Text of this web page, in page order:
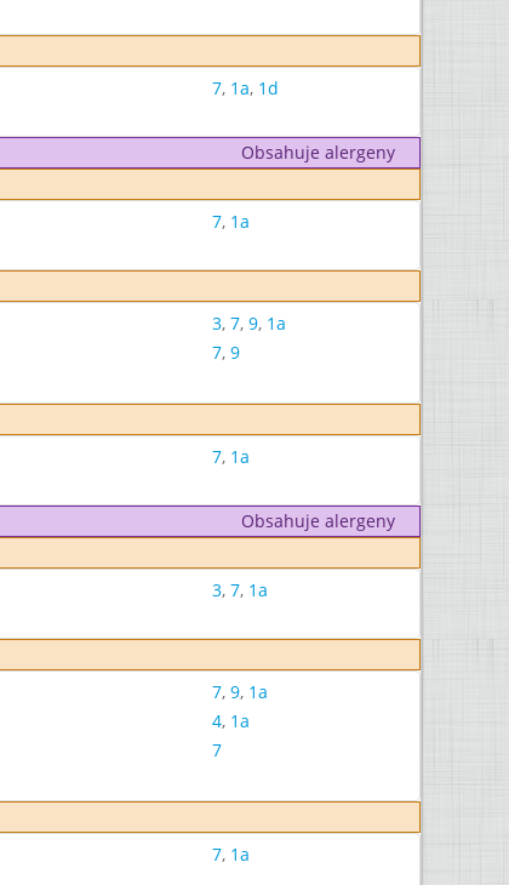
7, 1a, 1d
Obsahuje alergeny
7, 1a
3, 7, 9, 1a
7, 9
7, 1a
Obsahuje alergeny
3, 7, 1a
7, 9, 1a
4, 1a
7
7, 1a